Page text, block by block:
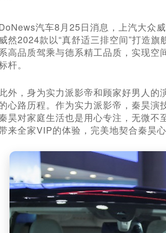
汽车8月25日消息，上汽大众
威然2024款以“真舒适三排空间”打造
高品质驾乘与德系精工品质，实现空
杆。
外，身为实力派影帝和顾家好男人
心路历程。作为实力派影帝，秦昊演
昊对家庭生活也是用心专注，无微
来全家VIP的体验，完美地契合秦昊